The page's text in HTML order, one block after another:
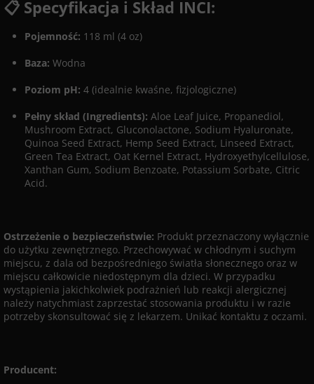
📋 Specyfikacja i Skład INCI:
Pojemność: 118 ml (4 oz)
Baza: Wodna
Poziom pH: 4 (idealnie kwaśne, fizjologiczne)
Pełny skład (Ingredients): Aloe Leaf Juice, Propanediol,
Mushroom Extract, Gluconolactone, Sodium Hyaluronate,
Quinoa Seed Extract, Hemp Seed Extract, Linseed Extract,
Green Tea Extract, Oat Kernel Extract, Hydroxyethylcellulose,
Xanthan Gum, Sodium Benzoate, Potassium Sorbate, Citric
Acid.
Ostrzeżenie o bezpieczeństwie: Produkt przeznaczony wyłącznie
do użytku zewnętrznego. Przechowywać w chłodnym i suchym
miejscu, z dala od bezpośredniego światła słonecznego oraz w
miejscu całkowicie niedostępnym dla dzieci. W przypadku
wystąpienia jakichkolwiek podrażnień lub reakcji alergicznej
należy natychmiast zaprzestać stosowania produktu i w razie
potrzeby skonsultować się z lekarzem. Unikać kontaktu z oczami.
Producent: